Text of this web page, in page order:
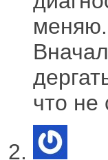
что не